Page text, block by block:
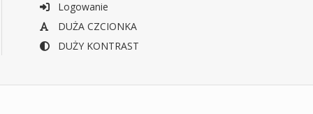
Logowanie
DUŻA CZCIONKA
DUŻY KONTRAST